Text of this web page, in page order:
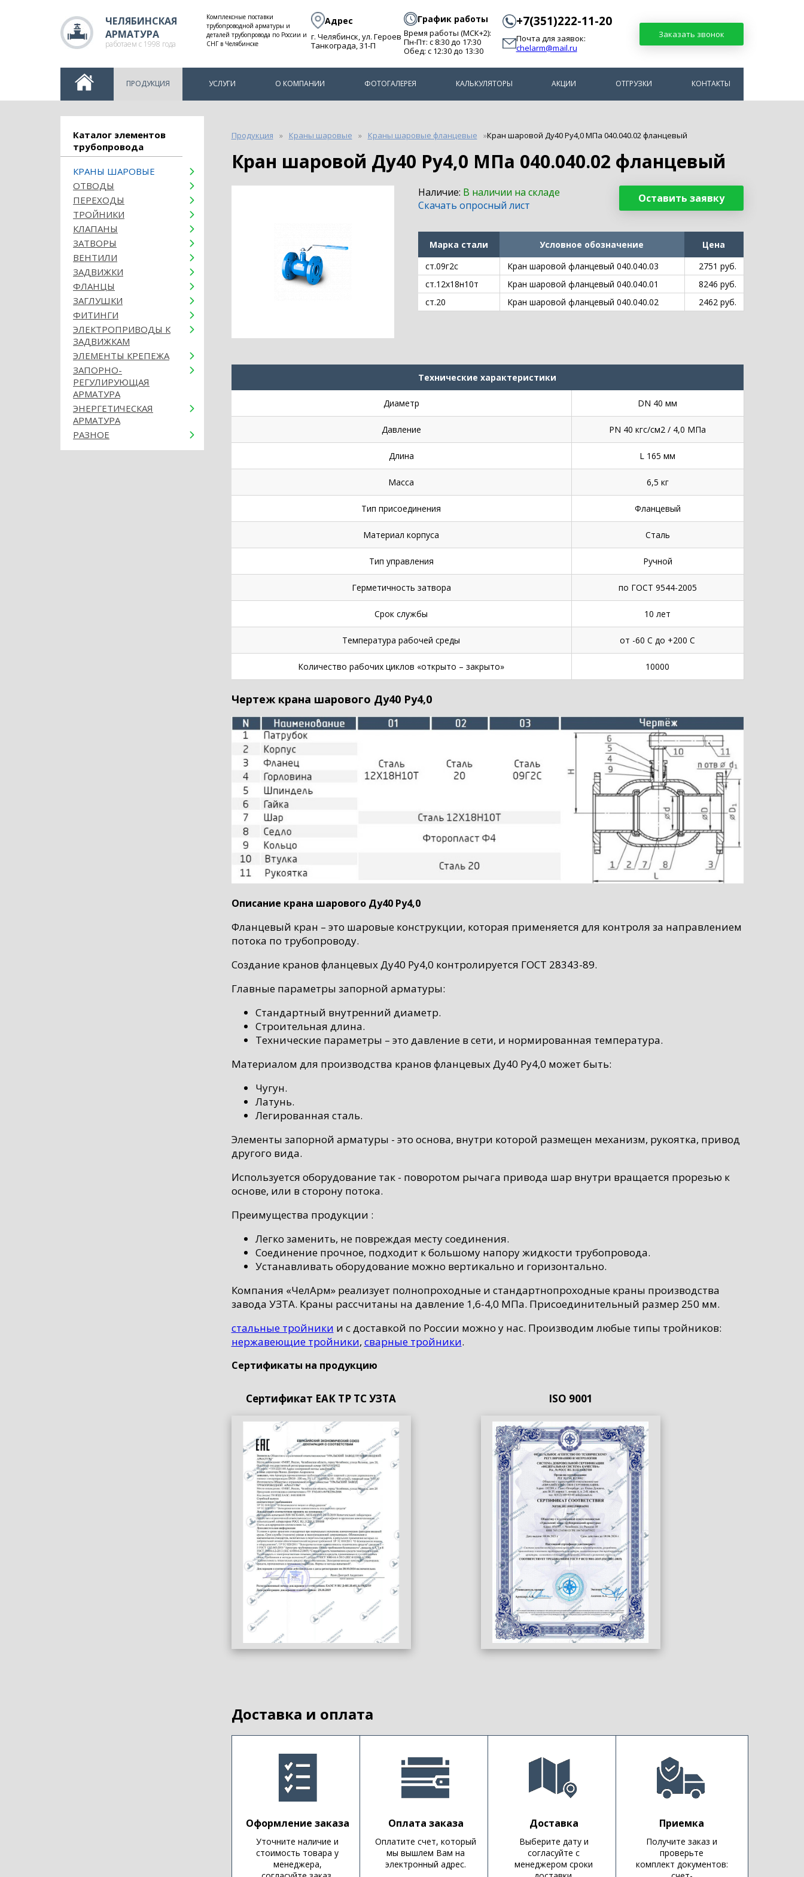
ЧЕЛЯБИНСКАЯ
АРМАТУРА
работаем с 1998 года
Комплексные поставки
трубопроводной арматуры и
деталей трубопровода по России и
СНГ в Челябинске
Адрес
г. Челябинск, ул. Героев
Танкограда, 31-П
График работы
Время работы (МСК+2):
Пн-Пт: с 8:30 до 17:30
Обед: с 12:30 до 13:30
+7(351)222-11-20
Почта для заявок:
chelarm@mail.ru
Заказать звонок
ПРОДУКЦИЯ УСЛУГИ О КОМПАНИИ ФОТОГАЛЕРЕЯ КАЛЬКУЛЯТОРЫ АКЦИИ ОТГРУЗКИ КОНТАКТЫ
Каталог элементов
трубопровода
КРАНЫ ШАРОВЫЕ
ОТВОДЫ
ПЕРЕХОДЫ
ТРОЙНИКИ
КЛАПАНЫ
ЗАТВОРЫ
ВЕНТИЛИ
ЗАДВИЖКИ
ФЛАНЦЫ
ЗАГЛУШКИ
ФИТИНГИ
ЭЛЕКТРОПРИВОДЫ К
ЗАДВИЖКАМ
ЭЛЕМЕНТЫ КРЕПЕЖА
ЗАПОРНО-
РЕГУЛИРУЮЩАЯ
АРМАТУРА
ЭНЕРГЕТИЧЕСКАЯ
АРМАТУРА
РАЗНОЕ
Продукция Краны шаровые Краны шаровые фланцевые Кран шаровой Ду40 Ру4,0 МПа 040.040.02 фланцевый
Кран шаровой Ду40 Ру4,0 МПа 040.040.02 фланцевый
Наличие: В наличии на складе Оставить заявку
Скачать опросный лист
Марка стали Условное обозначение
Цена
ст.09г2с
Кран шаровой фланцевый 040.040.03
2751 руб.
ст.12х18н10т
Кран шаровой фланцевый 040.040.01
8246 руб.
ст.20
Кран шаровой фланцевый 040.040.02 2462 руб.
Технические характеристики
Диаметр DN 40 мм
Давление PN 40 кгс/см2 / 4,0 МПа
Длина L 165 мм
Масса 6,5 кг
Тип присоединения Фланцевый
Материал корпуса Сталь
Тип управления Ручной
Герметичность затвора по ГОСТ 9544-2005
Срок службы 10 лет
Температура рабочей среды от -60 С до +200 С
Количество рабочих циклов «открыто – закрыто» 10000
Чертеж крана шарового Ду40 Ру4,0
Описание крана шарового Ду40 Ру4,0
Фланцевый кран – это шаровые конструкции, которая применяется для контроля за направлением
потока по трубопроводу.
Создание кранов фланцевых Ду40 Ру4,0 контролируется ГОСТ 28343-89.
Главные параметры запорной арматуры:
Стандартный внутренний диаметр.
Строительная длина.
Технические параметры – это давление в сети, и нормированная температура.
Материалом для производства кранов фланцевых Ду40 Ру4,0 может быть:
Чугун.
Латунь.
Легированная сталь.
Элементы запорной арматуры - это основа, внутри которой размещен механизм, рукоятка, привод
другого вида.
Используется оборудование так - поворотом рычага привода шар внутри вращается прорезью к
основе, или в сторону потока.
Преимущества продукции :
Легко заменить, не повреждая месту соединения.
Соединение прочное, подходит к большому напору жидкости трубопровода.
Устанавливать оборудование можно вертикально и горизонтально.
Компания «ЧелАрм» реализует полнопроходные и стандартнопроходные краны производства
завода УЗТА. Краны рассчитаны на давление 1,6-4,0 МПа. Присоединительный размер 250 мм.
стальные тройники и с доставкой по России можно у нас. Производим любые типы тройников:
нержавеющие тройники, сварные тройники.
Сертификаты на продукцию
Сертификат ЕАК ТР ТС УЗТА ISO 9001
Доставка и оплата
Оформление заказа
Уточните наличие и
стоимость товара у
менеджера,
Оплата заказа
Оплатите счет, который
мы вышлем Вам на
электронный адрес.
Доставка
Выберите дату и
согласуйте с
менеджером сроки
Приемка
Получите заказ и
проверьте
комплект документов: